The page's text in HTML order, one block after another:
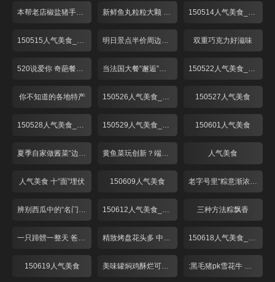
本帮老店椒盐猪手10元一片德国进口 新鲜鱼丸粒粒大颗 久煮不烂 150514人气美食_001
150515人气美食_001 明日景点半价周边美味享不停 双重巧克力好滋味
520说爱你 奇葩餐厅来探秘！ 当法国大餐“邂逅”湖南辣椒！ 150522人气美食_001
你不知道的各地特产 150526人气美食_001 150527人气美食
150528人气美食_001 150529人气美食_001 150601人气美食
夏季自家做酱菜“边角料”吃口好 黄鱼菜玩创新？端午时节最美味！ 人气美食
人气美食 十“面”埋伏 150609人气美食 老字号里“粽意渐浓”牛肉八宝新品上市
辨别西瓜中的“名门望族” 150612人气美食_001 三种方法粽飘香
一只蹄髈一整天 爸爸糖蹄爱意浓 精致烤盘花头多 中药腌肉是啥味？ 150618人气美食_001
150619人气美食 美味罐焖鸡酥烂可口 酒香糟味上海夏日味道 :黑毛猪pk雪花牛 烤盘上演大对决！